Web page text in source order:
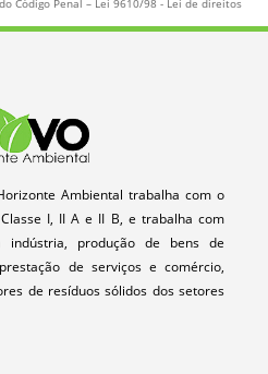
DE RESÍDUOS
INDUSTRIAIS
PERIGOSOS
RESÍDUOS INDUSTRIAIS
RESÍDUOS INDUSTRIAIS LÍQUIDOS E
Código Penal – Lei 9610/98 - Lei de direitos
Ambiental trabalha com o
I, II A e II B, e trabalha com
indústria, produção de bens de
de serviços e comércio,
de resíduos sólidos dos setores